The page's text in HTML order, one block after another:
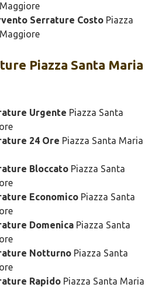
Serrature Costo Piazza
Piazza Santa Maria
Urgente Piazza Santa
24 Ore Piazza Santa Maria
Bloccato Piazza Santa
Economico Piazza Santa
Domenica Piazza Santa
Notturno Piazza Santa
Rapido Piazza Santa Maria